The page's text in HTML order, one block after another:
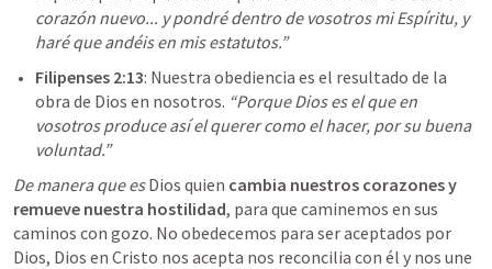
corazón nuevo... y pondré dentro de vosotros mi Espíritu, y
haré que andéis en mis estatutos.”
Filipenses 2:13: Nuestra obediencia es el resultado de la
obra de Dios en nosotros. “Porque Dios es el que en
vosotros produce así el querer como el hacer, por su buena
voluntad.”
De manera que es Dios quien cambia nuestros corazones y
remueve nuestra hostilidad, para que caminemos en sus
caminos con gozo. No obedecemos para ser aceptados por
Dios, Dios en Cristo nos acepta nos reconcilia con él y nos une